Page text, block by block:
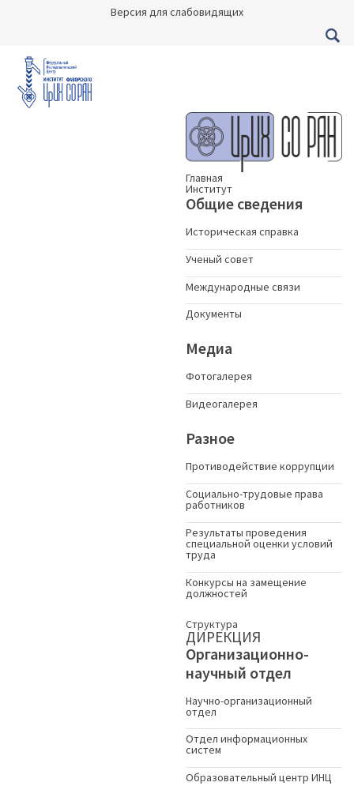
Версия для слабовидящих
Главная
Институт
Общие сведения
Историческая справка
Ученый совет
Международные связи
Документы
Медиа
Фотогалерея
Видеогалерея
Разное
Противодействие коррупции
Социально-трудовые права
работников
Результаты проведения
специальной оценки условий
труда
Конкурсы на замещение
должностей
Структура
ДИРЕКЦИЯ
Организационно-
научный отдел
Научно-организационный
отдел
Отдел информационных
систем
Образовательный центр ИНЦ